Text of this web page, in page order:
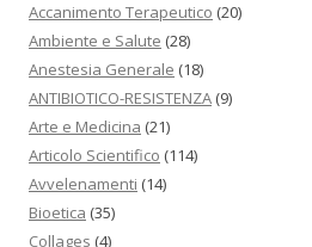
Accanimento Terapeutico (20)
Ambiente e Salute (28)
Anestesia Generale (18)
ANTIBIOTICO-RESISTENZA (9)
Arte e Medicina (21)
Articolo Scientifico (114)
Avvelenamenti (14)
Bioetica (35)
Collages (4)